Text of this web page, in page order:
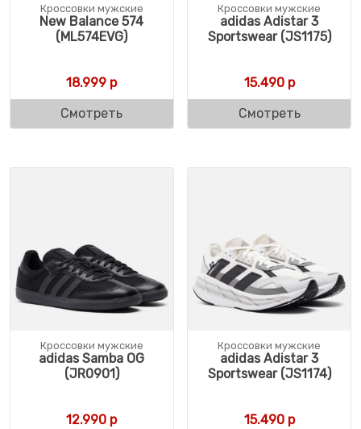
Кроссовки мужские
New Balance 574
(ML574EVG)
18.999 р
Смотреть
Кроссовки мужские
adidas Adistar 3
Sportswear (JS1175)
15.490р
Смотреть
Кроссовки мужские
adidas Samba OG
(JR0901)
12.990 р
Кроссовки мужские
adidas Adistar 3
Sportswear (JS1174)
15.490р